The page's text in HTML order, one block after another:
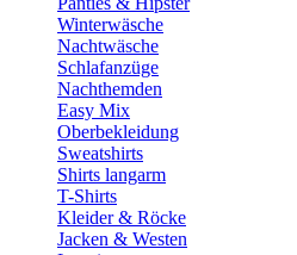
Winterwäsche
Nachtwäsche
Schlafanzüge
Nachthemden
Easy Mix
Oberbekleidung
Sweatshirts
Shirts langarm
T-Shirts
Kleider & Röcke
Jacken & Westen